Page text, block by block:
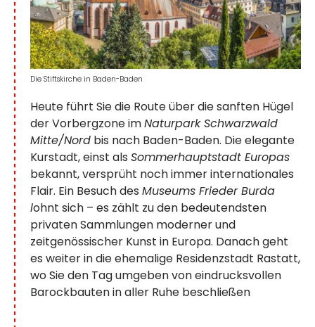
Heute führt Sie die Route über die sanften Hügel
der Vorbergzone imNaturpark Schwarzwald
Mitte/Nord bis nach Baden-Baden. Die elegante
Kurstadt, einst als Sommerhauptstadt Europas
bekannt, versprüht noch immer internationales
Flair. Ein Besuch des Museums Frieder Burda
lohnt sich – es zählt zu den bedeutendsten
privaten Sammlungen moderner und
zeitgenössischer Kunst in Europa. Danach geht
es weiter in die ehemalige Residenzstadt Rastatt,
wo Sie den Tag umgeben von eindrucksvollen
Barockbauten in aller Ruhe beschließen
Die Stiftskirche in Baden-Baden